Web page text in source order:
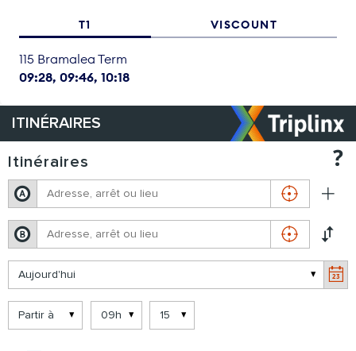
T1 VISCOUNT
115 Bramalea Term
09:28 09:46 10:18